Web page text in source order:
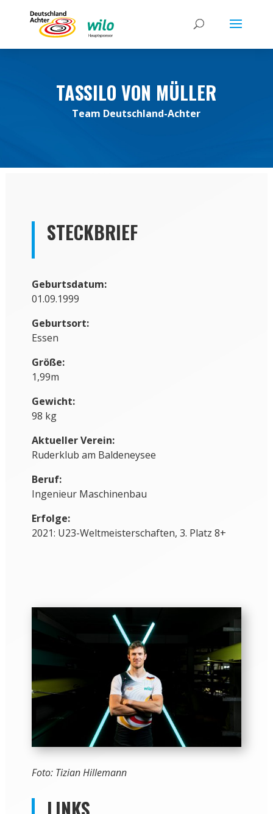
TASSILO VON MÜLLER
Team Deutschland-Achter
STECKBRIEF
Geburtsdatum:
01.09.1999
Geburtsort:
Essen
Größe:
1,99m
Gewicht:
98 kg
Aktueller Verein:
Ruderklub am Baldeneysee
Beruf:
Ingenieur Maschinenbau
Erfolge:
2021: U23-Weltmeisterschaften, 3. Platz 8+
Foto: Tizian Hillemann